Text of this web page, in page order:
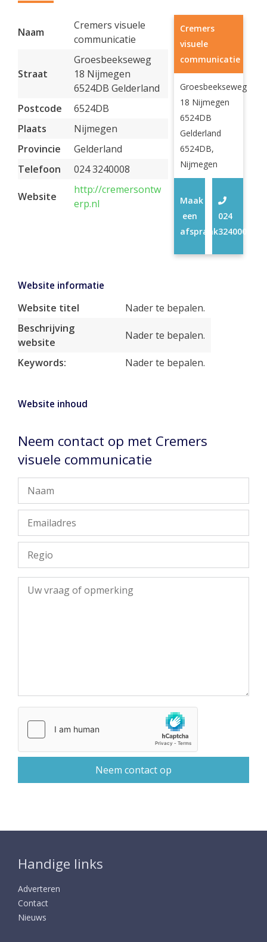
Naam
Cremers visuele
communicatie
Straat
Groesbeekseweg
18 Nijmegen
6524DB Gelderland
Postcode
6524DB
Plaats
Nijmegen
Provincie
Gelderland
Telefoon
024 3240008
Website
http://cremersontw
erp.nl
Cremers
visuele
communicatie
Groesbeekseweg
18 Nijmegen
6524DB
Gelderland
6524DB,
Nijmegen
024
3240008
Maak
een
afspraak
Website informatie
Website titel
Nader te bepalen.
Beschrijving
website
Nader te bepalen.
Keywords: Nader te bepalen.
Website inhoud
Neem contact op met Cremers
visuele communicatie
Handige links
Adverteren
Contact
Nieuws